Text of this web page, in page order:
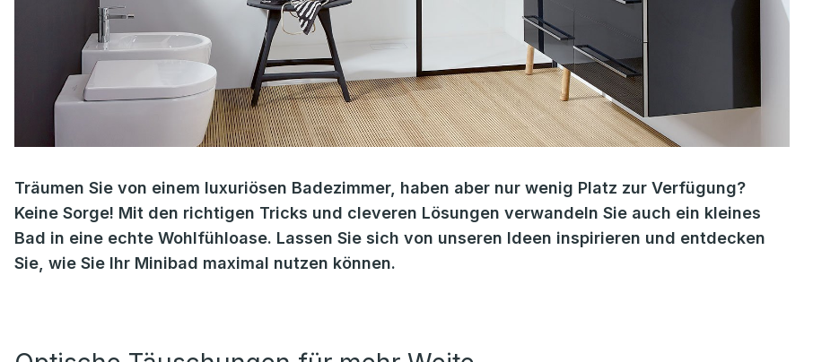
Träumen Sie von einem luxuriösen Badezimmer, haben aber nur wenig Platz zur Verfügung?
Keine Sorge! Mit den richtigen Tricks und cleveren Lösungen verwandeln Sie auch ein kleines
Bad in eine echte Wohlfühloase. Lassen Sie sich von unseren Ideen inspirieren und entdecken
Sie, wie Sie Ihr Minibad maximal nutzen können.